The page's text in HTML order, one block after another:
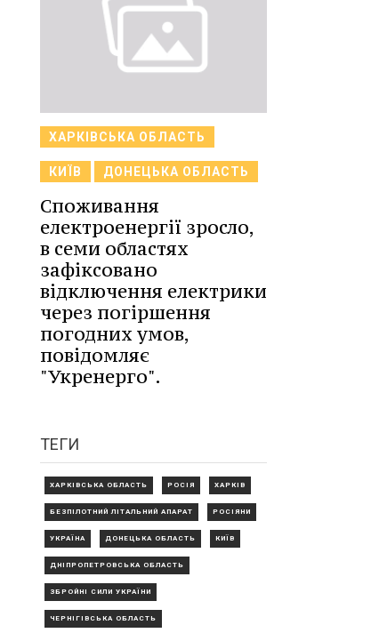
ХАРКІВСЬКА ОБЛАСТЬ
КИЇВ ДОНЕЦЬКА ОБЛАСТЬ
Споживання
електроенергії зросло,
в семи областях
зафіксовано
відключення електрики
через погіршення
погодних умов,
повідомляє
"Укренерго".
ТЕГИ
ХАРКІВСЬКА ОБЛАСТЬ РОСІЯ ХАРКІВ
БЕЗПІЛОТНИЙ ЛІТАЛЬНИЙ АПАРАТ РОСІЯНИ
УКРАЇНА ДОНЕЦЬКА ОБЛАСТЬ КИЇВ
ДНІПРОПЕТРОВСЬКА ОБЛАСТЬ
ЗБРОЙНІ СИЛИ УКРАЇНИ
ЧЕРНІГІВСЬКА ОБЛАСТЬ